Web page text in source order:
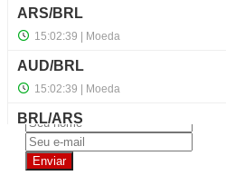
NewsLetter